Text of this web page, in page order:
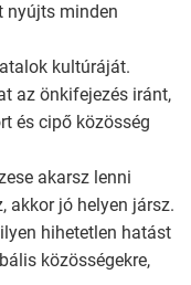
nyújts minden
kultúráját.
az önkifejezés iránt,
és cipő közösség
akarsz lenni
akkor jó helyen jársz.
hihetetlen hatást
közösségekre,